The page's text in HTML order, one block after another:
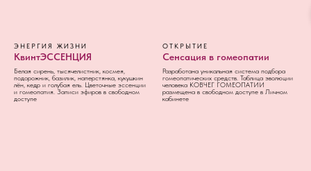
ЭНЕРГИЯ ЖИЗНИ
КвинтЭССЕНЦИЯ
Белая сирень, тысячелистник, космея,
подорожник, базилик, наперстянка, кукушкин
лён, кедр и голубая ель. Цветочные эссенции
и гомеопатия. Записи эфиров в свободном
доступе
ОТКРЫТИЕ
Сенсация в гомеопатии
Разработана уникальная система подбора
гомеопатических средств. Таблица эволюции
человека КОВЧЕГ ГОМЕОПАТИИ
размещена в свободном доступе в Личном
кабинете